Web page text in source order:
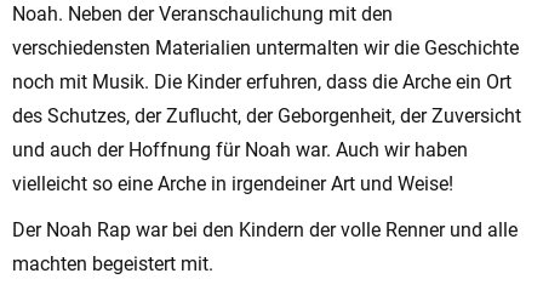
Noah. Neben der Veranschaulichung mit den
verschiedensten Materialien untermalten wir die Geschichte
noch mit Musik. Die Kinder erfuhren, dass die Arche ein Ort
des Schutzes, der Zuflucht, der Geborgenheit, der Zuversicht
und auch der Hoffnung für Noah war. Auch wir haben
vielleicht so eine Arche in irgendeiner Art und Weise!
Der Noah Rap war bei den Kindern der volle Renner und alle
machten begeistert mit.